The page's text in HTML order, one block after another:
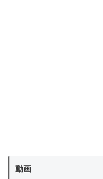
動画